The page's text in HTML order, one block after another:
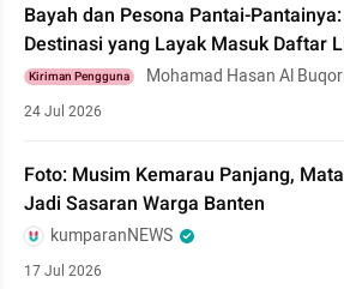
Bayah dan Pesona Pantai-Pantainya:
Destinasi yang Layak Masuk Daftar
Kiriman Pengguna Mohamad Hasan Al
24 Jul 2026
Foto: Musim Kemarau Panjang,
Jadi Sasaran Warga Banten
kumparanNEWS
17 Jul 2026